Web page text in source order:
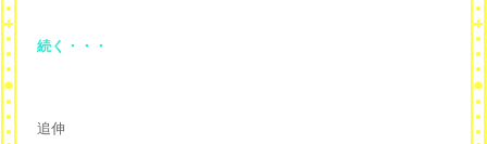
続く・・・
追伸